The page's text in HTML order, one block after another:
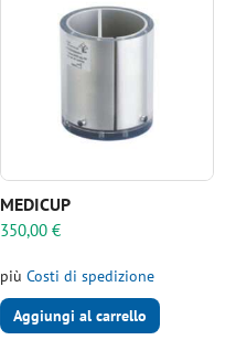
MEDICUP
350,00 €
più Costi di spedizione
Aggiungi al carrello